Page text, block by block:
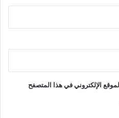
الإلكتروني في هذا المتصفح